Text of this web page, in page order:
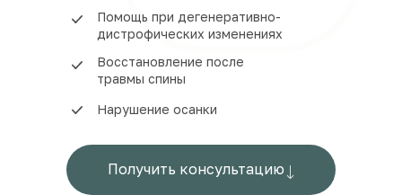
Получить консультацию
Помощь при дегенеративно-
дистрофических изменениях
Восстановление после
травмы спины
Нарушение осанки